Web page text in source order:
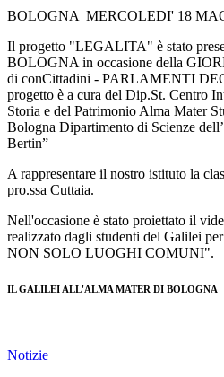
BOLOGNA MERCOLEDI' 18
Il progetto "LEGALITA" è stato
BOLOGNA in occasione della
di conCittadini - PARLAMENTI
progetto è a cura del Dip.St. Centro
Storia e del Patrimonio Alma Mater
Bologna Dipartimento di Scienze
Bertin”
A rappresentare il nostro istituto la
pro.ssa Cuttaia.
Nell'occasione è stato proiettato il
realizzato dagli studenti del Galilei
NON SOLO LUOGHI COMUNI".
IL GALILEI ALL'ALMA MATER DI BOLOGNA
Notizie